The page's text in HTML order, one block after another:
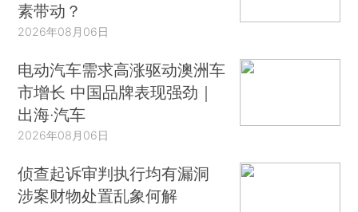
素带动？
2026年08月06日
电动汽车需求高涨驱动澳洲车
市增长 中国品牌表现强劲｜
出海·汽车
2026年08月06日
侦查起诉审判执行均有漏洞
涉案财物处置乱象何解